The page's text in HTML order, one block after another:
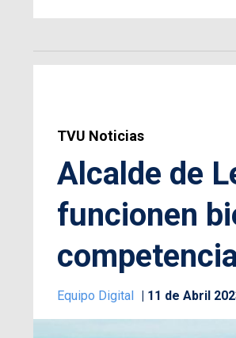
TVU Noticias
Alcalde de
funcionen
Equipo Digital 11 de Abril